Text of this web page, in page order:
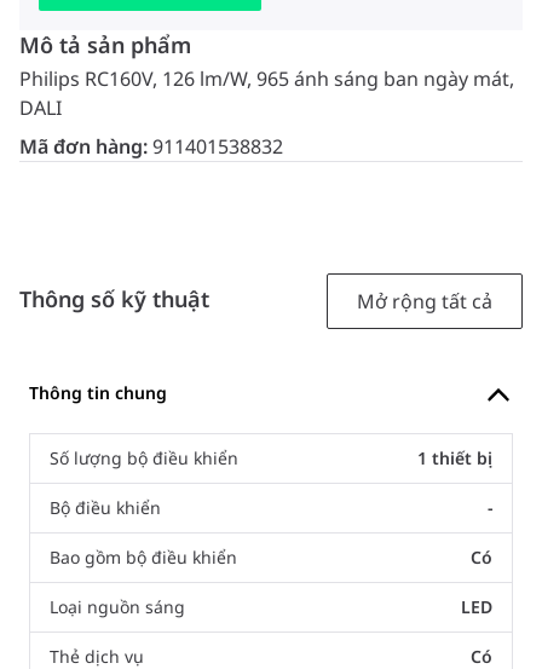
Mô tả sản phẩm
Philips RC160V, 126 lm/W, 965 ánh sáng ban ngày mát,
DALI
Mã đơn hàng:911401538832
Thông số kỹ thuật Mở rộng tất cả
Thông tin chung
Số lượng bộ điều khiển 1 thiết bị
Bộ điều khiển -
Bao gồm bộ điều khiển Có
Loại nguồn sáng LED
Thẻ dịch vụ Có